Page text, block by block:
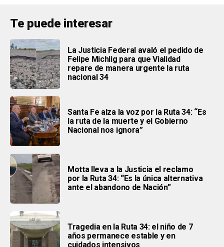
Te puede interesar
La Justicia Federal avaló el pedido de
Felipe Michlig para que Vialidad
repare de manera urgente la ruta
nacional 34
Santa Fe alza la voz por la Ruta 34: “Es
la ruta de la muerte y el Gobierno
Nacional nos ignora”
Motta lleva a la Justicia el reclamo
por la Ruta 34: “Es la única alternativa
ante el abandono de Nación”
Tragedia en la Ruta 34: el niño de 7
años permanece estable y en
cuidados intensivos